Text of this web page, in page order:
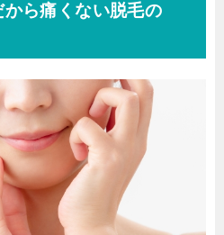
ら痛くない脱毛の